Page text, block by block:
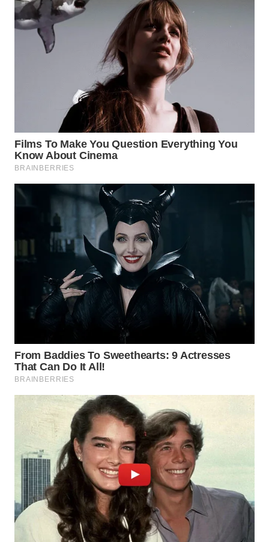
WN
MAJALENGKA
WN
WN
PURWAKARTA
PRIANGAN
SEMARANG
WN
WN
MADURA
WN
SURABAYA
WN
NATUNA
WN